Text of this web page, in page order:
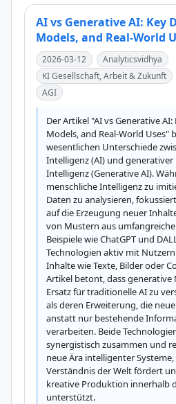
AI vs Generative AI: Key
Models, and Real-World
2026-03-12
Analyticsvidhya
KI Gesellschaft, Arbeit & Zukunft
AGI
Der Artikel "AI vs Generative
Models, and Real-World Uses"
wesentlichen Unterschiede
Intelligenz (AI) und
Intelligenz (Generative AI).
menschliche Intelligenz zu
Daten zu analysieren,
auf die Erzeugung neuer
von Mustern aus
Beispiele wie ChatGPT und
Technologien aktiv mit
Inhalte wie Texte, Bilder oder
Artikel betont, dass generative
Ersatz für traditionelle AI zu
als deren Erweiterung, die
anstatt nur bestehende
verarbeiten. Beide
synergistisch zusammen und
neue Ära intelligenter
Verständnis der Welt fördert
kreative Produktion innerhalb
unterstützt.